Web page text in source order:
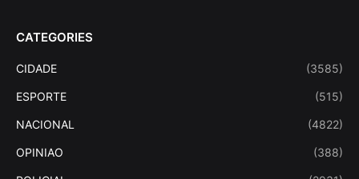
CATEGORIES
CIDADE (3585)
ESPORTE (515)
NACIONAL (4822)
OPINIAO (388)